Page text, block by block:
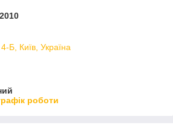
Б, Київ, Україна
роботи